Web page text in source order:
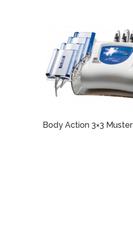
Body Action 3×3 Muster